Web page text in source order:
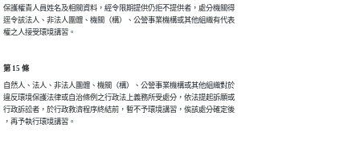
保護權責人員姓名及相關資料，經令限期提供仍拒不提供者，處分機關得
逕令該法人、非法人團體、機關（構）、公營事業機構或其他組織有代表
權之人接受環境講習。
第 15 條
自然人、法人、非法人團體、機關（構）、公營事業機構或其他組織對於
違反環境保護法律或自治條例之行政法上義務所受處分，依法提起訴願或
行政訴訟者，於行政救濟程序終結前，暫不予環境講習，俟該處分確定後
，再予執行環境講習。